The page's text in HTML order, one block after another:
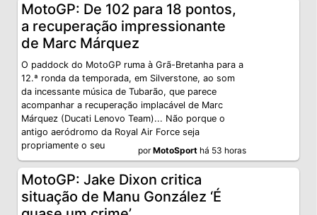
MotoGP: De 102 para 18 pontos,
a recuperação impressionante
de Marc Márquez
O paddock do MotoGP ruma à Grã-Bretanha para a
12.ª ronda da temporada, em Silverstone, ao som
da incessante música de Tubarão, que parece
acompanhar a recuperação implacável de Marc
Márquez (Ducati Lenovo Team)... Não porque o
antigo aeródromo da Royal Air Force seja
propriamente o seu
porMotoSport há 53 horas
MotoGP: Jake Dixon critica
situação de Manu González ‘É